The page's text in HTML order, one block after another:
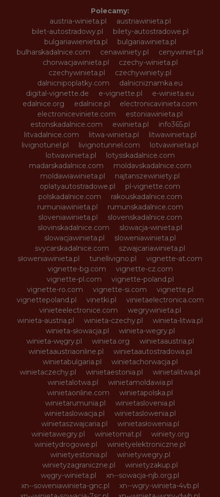
Polecamy:
austria-winieta.pl
austriawinieta.pl
bilet-autostradowy.pl
bilety-autostradowe.pl
bulgariawienieta.pl
bulgariawinieta.pl
bulharskadalnice.com
cenawiniety.pl
cenywiniet.pl
chorwacjawinieta.pl
czechy-winieta.pl
czechywinieta.pl
czechywiniety.pl
dalnicnipoplatky.com
dalnicniznamka.eu
digital-vignette.de
e-vignette.pl
e-winieta.eu
edalnice.org
edalnice.pl
electronicavinieta.com
electroniceviniete.com
estoniawinieta.pl
estonskadalnice.com
ewinieta.pl
info365.pl
litvadalnice.com
litwa-winieta.pl
litwawinieta.pl
livignotunel.pl
livignotunnel.com
lotvawinieta.pl
lotwawinieta.pl
lotysskadalnice.com
madarskadalnice.com
moldavskadalnice.com
moldawiawinieta.pl
najtanszewiniety.pl
oplatyautostradowe.pl
pl-vignette.com
polskadalnice.com
rakouskadalnice.com
rumuniawinieta.pl
rumunskadalnice.com
sloveniawinieta.pl
slovenskadalnice.com
slovinskadalnice.com
slowacja-winieta.pl
slowacjawinieta.pl
sloweniawinieta.pl
svycarskadalnice.com
szwajcariawinieta.pl
słoweniawinieta.pl
tunellivigno.pl
vignette-at.com
vignette-bg.com
vignette-cz.com
vignette-pl.com
vignette-poland.pl
vignette-ro.com
vignette-si.com
vignette.pl
vignettepoland.pl
vinetki.pl
vinietaelectronica.com
vinieteelectronice.com
wegrywinieta.pl
winieta-austria.pl
winieta-czechy.pl
winieta-litwa.pl
winieta-słowacja.pl
winieta-wegry.pl
winieta-węgry.pl
winieta.org
winietaaustria.pl
winietaaustriaonline.pl
winietaautostradowa.pl
winietabulgaria.pl
winietachorwacja.pl
winietaczechy.pl
winietaestonia.pl
winietalitwa.pl
winietalotwa.pl
winietamoldawia.pl
winietaonline.com
winietapolska.pl
winietarumunia.pl
winietaslovenia.pl
winietaslowacja.pl
winietaslowenia.pl
winietaszwajcaria.pl
winietasłowenia.pl
winietawegry.pl
winietomat.pl
winiety.org
winietydrogowe.pl
winietyelektroniczne.pl
winietyestonia.pl
winietywegry.pl
winietyzagraniczne.pl
winietyzakup.pl
węgry-winieta.pl
xn--sowacja-njb.org.pl
xn--soweniawinieta-gnc.pl
xn--wgry-winieta-4vb.pl